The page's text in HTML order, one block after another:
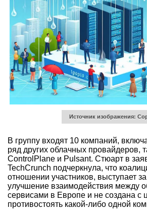
Источник изображения:
В группу входят 10 компаний,
ряд других облачных провайдеров,
ControlPlane и Pulsant. Стюарт в
TechCrunch подчеркнула, что
отношении участников, выступает
улучшение взаимодействия между
сервисами в Европе и не создана с
противостоять какой-либо одной